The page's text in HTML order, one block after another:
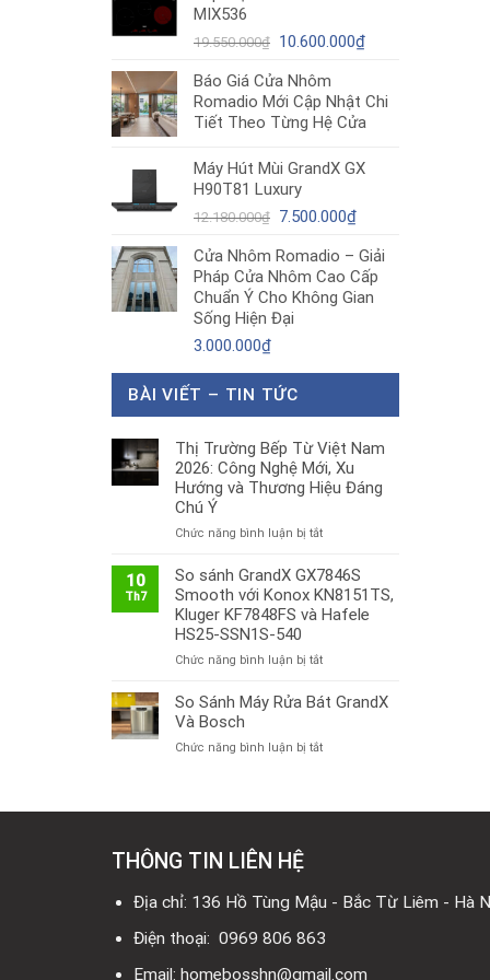
5.200.000₫.
MIX536
19.550.000₫ Giá
là:
19.550.000₫.
10.600.000₫Giá
là:
10.600.000₫.
Báo Giá Cửa Nhôm
Romadio Mới Cập Nhật Chi
Tiết Theo Từng Hệ Cửa
Máy Hút Mùi GrandX GX
H90T81 Luxury
12.180.000₫ Giá
là:
12.180.000₫.
7.500.000₫Giá
tại
là:
7.500.000₫.
Cửa Nhôm Romadio – Giải
Pháp Cửa Nhôm Cao Cấp
Chuẩn Ý Cho Không Gian
Sống Hiện Đại
3.000.000₫
BÀI VIẾT – TIN TỨC
Thị Trường Bếp Từ Việt Nam
2026: Công Nghệ Mới, Xu
Hướng và Thương Hiệu Đáng
Chú Ý
Chức năng bình luận bị tắtở
Trường
Bếp
Từ
2026:
Nghệ
Hướng
Hiệu
10
Th7
So sánh GrandX GX7846S
Smooth với Konox KN8151TS,
Kluger KF7848FS và Hafele
HS25-SSN1S-540
Chức năng bình luận bị tắtở
sánh
Smooth
HS25-
540
So Sánh Máy Rửa Bát GrandX
Và Bosch
Chức năng bình luận bị tắtở
Bosch
THÔNG TIN LIÊN HỆ
Địa chỉ: 136 Hồ Tùng Mậu - Bắc Từ Liêm - Hà
Điện thoại: 0969 806 863
Email: homebosshn@gmail.com